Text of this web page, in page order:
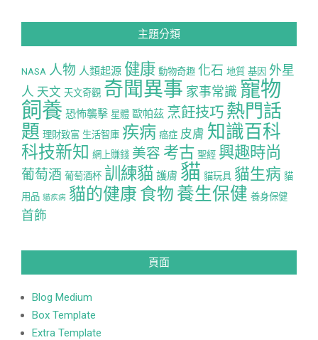
主題分類
NASA 人物 人類起源 健康 動物奇趣 化石 地質 基因 外星
人 天文 天文奇觀 奇聞異事 家事常識 寵物
飼養 恐怖襲擊 星體 歐帕茲 烹飪技巧 熱門話
題 理財致富 生活智庫 疾病 癌症 皮膚 知識百科
科技新知 網上賺錢 美容 考古 聖經 興趣時尚
葡萄酒 葡萄酒杯 訓練貓 護膚 貓 貓玩具 貓生病 貓
用品 貓疾病 貓的健康 食物 養生保健 養身保健
首飾
頁面
Blog Medium
Box Template
Extra Template